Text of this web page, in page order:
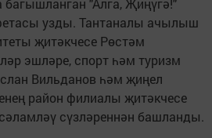
узды. Тантаналы ачылыш
җитәкчесе Рөстәм
эшләре, спорт һәм туризм
Вильданов һәм җиңел
район филиалы җитәкчесе
сүзләреннән башланды.